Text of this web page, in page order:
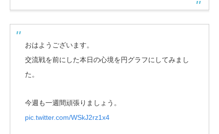
おはようございます。
交流戦を前にした本日の心境を円グラフにしてみまし
た。
今週も一週間頑張りましょう。
pic.twitter.com/WSkJ2rz1x4